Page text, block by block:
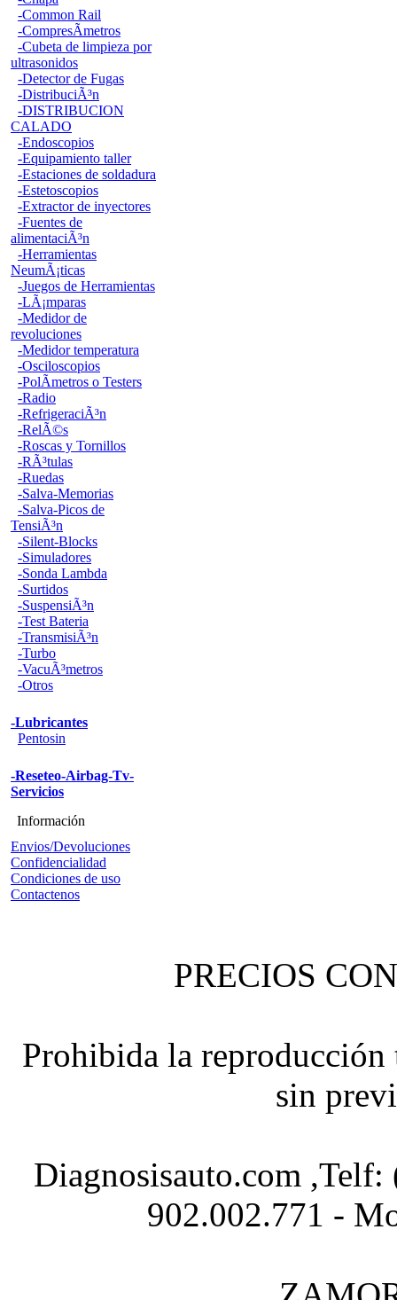
-Common Rail
-CompresÃ­metros
-Cubeta de limpieza por
ultrasonidos
-Detector de Fugas
-DistribuciÃ³n
-DISTRIBUCION
CALADO
-Endoscopios
-Equipamiento taller
-Estaciones de soldadura
-Estetoscopios
-Extractor de inyectores
-Fuentes de
alimentaciÃ³n
-Herramientas
NeumÃ¡ticas
-Juegos de Herramientas
-LÃ¡mparas
-Medidor de
revoluciones
-Medidor temperatura
-Osciloscopios
-PolÃ­metros o Testers
-Radio
-RefrigeraciÃ³n
-RelÃ©s
-Roscas y Tornillos
-RÃ³tulas
-Ruedas
-Salva-Memorias
-Salva-Picos de
TensiÃ³n
-Silent-Blocks
-Simuladores
-Sonda Lambda
-Surtidos
-SuspensiÃ³n
-Test Bateria
-TransmisiÃ³n
-Turbo
-VacuÃ³metros
-Otros
-Lubricantes
Pentosin
-Reseteo-Airbag-Tv-
Servicios
Información
Envios/Devoluciones
Confidencialidad
Condiciones de uso
Contactenos
PRECIOS
Prohibida la
sin
Diagnosisauto.com
902.002.771 -